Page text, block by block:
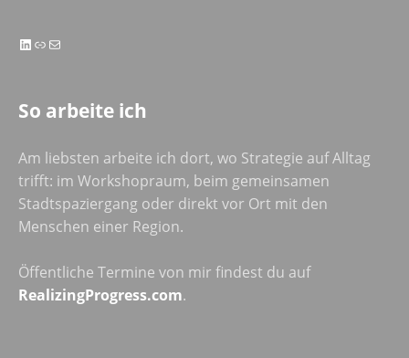
LinkedIn
LinkE-Mail
So arbeite ich
Am liebsten arbeite ich dort, wo Strategie auf Alltag
trifft: im Workshopraum, beim gemeinsamen
Stadtspaziergang oder direkt vor Ort mit den
Menschen einer Region.
Öffentliche Termine von mir findest du auf
RealizingProgress.com.